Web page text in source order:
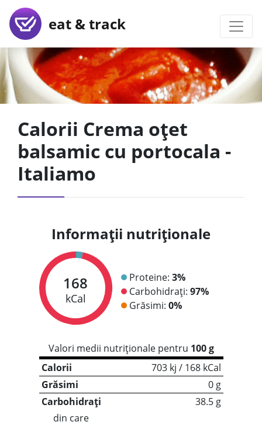
eat & track
Calorii Crema oțet
balsamic cu portocala -
Italiamo
Informații nutriționale
168
kCal
Proteine: 3%
Carbohidrați: 97%
Grăsimi: 0%
Valori medii nutriționale pentru 100 g
Calorii
703 kj / 168 kCal
Grăsimi
0 g
Carbohidrați
38.5 g
din care